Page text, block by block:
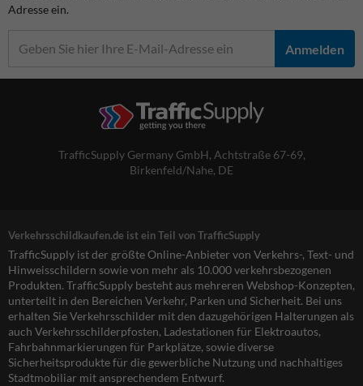
Adresse ein.
Anmelden
TrafficSupply Germany GmbH, Achtstraße 67-69,
Birkenfeld/Nahe, DE
Verkehrsschildkaufen.de ist ein Teil von TrafficSupply
TrafficSupply ist der größte Online-Anbieter von Verkehrs-, Text- und
Hinweisschildern sowie von mehr als 10.000 verkehrsbezogenen
Produkten. TrafficSupply besteht aus mehreren Webshop-Konzepten,
unterteilt in den Bereichen Verkehr, Parken und Sicherheit. Bei uns
erhalten Sie Verkehrsschilder mit den dazugehörigen Halterungen als
auch Verkehrsschilderpfosten, Ladestationen für Elektroautos,
Fahrbahnmarkierungen für Parkplätze, sowie diverse
Sicherheitsprodukte für die gewerbliche Nutzung und nachhaltiges
Stadtmobiliar mit ansprechendem Entwurf.